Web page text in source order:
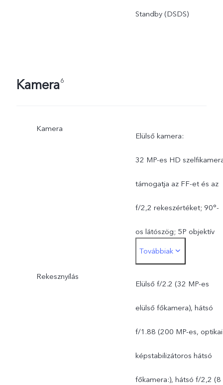
Standby (DSDS)
Kamera6
Kamera
Elülső kamera:
32 MP-es HD
támogatja az FF-et és az
f/2,2 rekeszértéket; 90°-
os látószög; 5P objektív
Hátsó kamera: 200 MP-
optikai képstabilizátoros,
ultratiszta főkamera:
támogatja az AF-et és az
f/1,88 rekeszértéket; 84°-
os látószög; 6P objektív 8
Továbbiak
Rekesznyílás
Elülső f/2.2 (32 MP-es
elülső főkamera), hátsó
f/1.88 (200 MP-es, optikai
képstabilizátoros hátsó
főkamera:), hátsó f/2,2 (8